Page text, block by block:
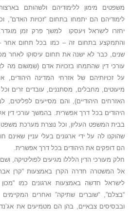
משפטים מימון ללימודיהם ולשהותם
לימודיהם הם יתמחו בתחום “זכויות האדם”,
יחזרו לישראל ויעסקו למשך פרק זמן
והתמקצע בתחום זה – כמו בכל תחום
שנים, כבר לא ישנה את תחום עיסוקו לאחר
עורכי דין שהתמחו בזכויות אדם (שמשום מה
על זכויותיהם של אזרחי המדינה היהודים,
מיעוטים, מחבלים, מסתננים, עובדים זרים
האזרחים היהודיים), והם מסייעים לפליטים,
היהודים בכל דרך אפשרית. בהמשך עורכי דין
בבית המשפט העליון, וכל נוצרת מערכת
שהוקנו לה על ידי ארגונים בעלי עניין שאינם
הם דופקים את היהודים בכל דרך אפשרית.
חלק מעורכי הדין הלללו מגיעים לפוליטיקה,
אל המשטרה חדרה הקרן באמצעות “קרן
לישראל חדשה באמצעות ארגונים כמו “מכון
“בצלם”, “שוברים שתיקה” ואחרים
ובבסיסים צבאיים, בהן הם מטמיעים את